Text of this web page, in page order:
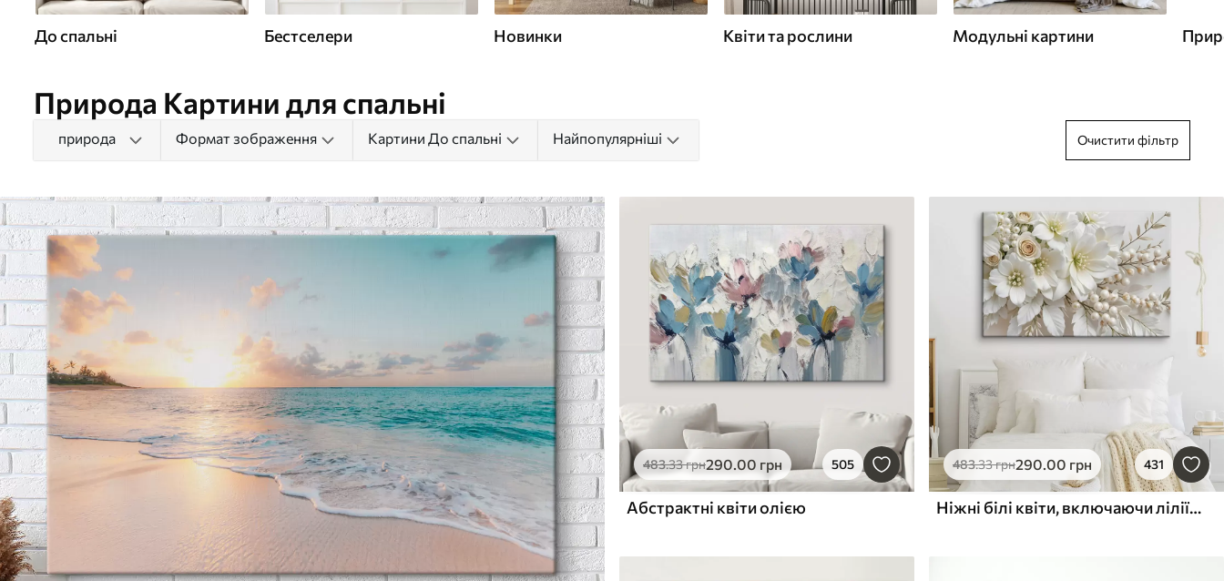
До спальні Бестселери Новинки Квіти та рослини Модульні картини
Природа Картини для спальні
природа Формат зображення Картини До спальні Найпопулярніші Очистити фільтр
483.33грн290.00 грн 505
Абстрактні квіти олією
483.33грн290.00 грн 431
Ніжні білі квіти, включаючи лілії, троянди та інші квіти з м'якими, оксамитовими пелюстками